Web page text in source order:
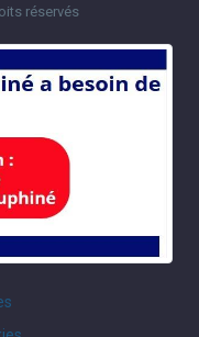
réservés